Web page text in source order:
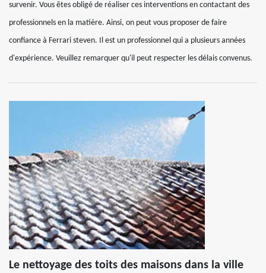
survenir. Vous êtes obligé de réaliser ces interventions en contactant des
professionnels en la matière. Ainsi, on peut vous proposer de faire
confiance à Ferrari steven. Il est un professionnel qui a plusieurs années
d'expérience. Veuillez remarquer qu'il peut respecter les délais convenus.
Le nettoyage des toits des maisons dans la ville